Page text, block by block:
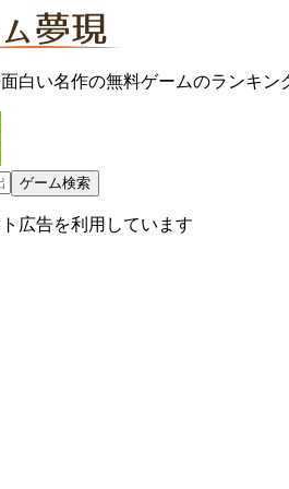
白い名作の無料ゲームのランキン
広告を利用しています